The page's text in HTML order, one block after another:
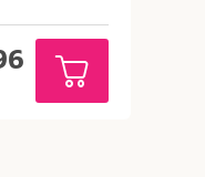
Prijsklasse:
€1.073